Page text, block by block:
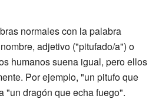
normales con la palabra
adjetivo ("pitufado/a") o
humanos suena igual, pero ellos
Por ejemplo, "un pitufo que
"un dragón que echa fuego".